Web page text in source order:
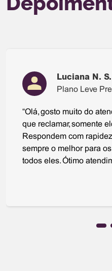
Luciana N. S.
Plano Leve
“Olá, gosto muito do
que reclamar, somente
Respondem com
sempre o melhor para
todos eles. Ótimo